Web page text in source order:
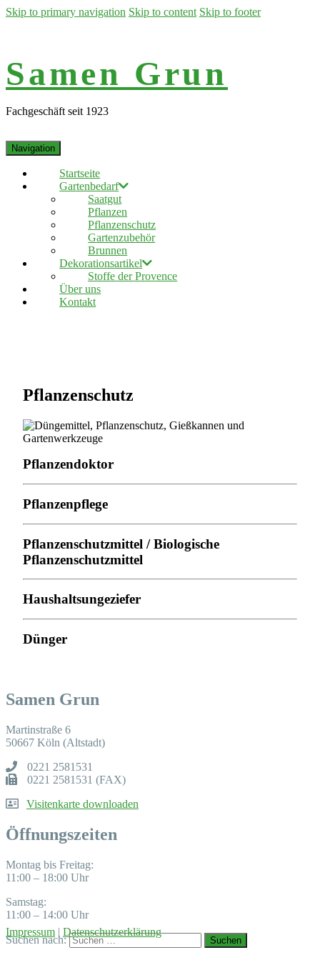
Skip to primary navigation Skip to content Skip to footer
Samen Grun
Fachgeschäft seit 1923
Navigation
Startseite
Gartenbedarf
Saatgut
Pflanzen
Pflanzenschutz
Gartenzubehör
Brunnen
Dekorationsartikel
Stoffe der Provence
Über uns
Kontakt
Pflanzenschutz
Pflanzendoktor
Pflanzenpflege
Pflanzenschutzmittel / Biologische
Pflanzenschutzmittel
Haushaltsungeziefer
Dünger
Samen Grun
Martinstraße 6
50667 Köln (Altstadt)
0221 2581531
0221 2581531 (FAX)
Visitenkarte downloaden
Öffnungszeiten
Montag bis Freitag:
11:00 – 18:00 Uhr
Samstag:
11:00 – 14:00 Uhr
Suchen nach:
Impressum | Datenschutzerklärung